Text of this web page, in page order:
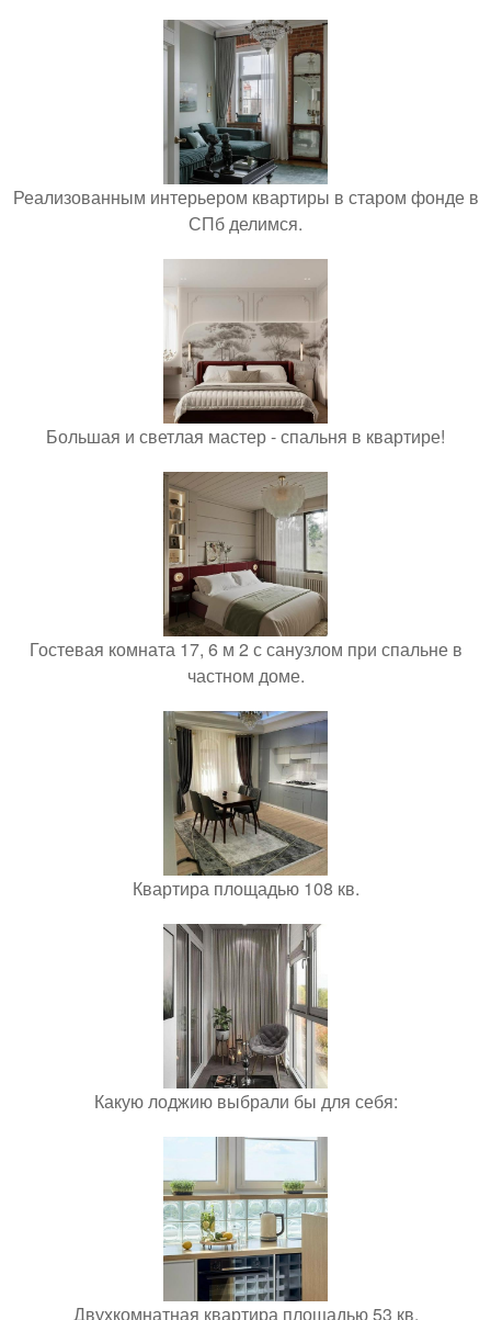
Реализованным интерьером квартиры в старом фонде в
СПб делимся.
Большая и светлая мастер - спальня в квартире!
Гостевая комната 17, 6 м 2 с санузлом при спальне в
частном доме.
Квартира площадью 108 кв.
Какую лоджию выбрали бы для себя:
Двухкомнатная квартира площадью 53 кв.